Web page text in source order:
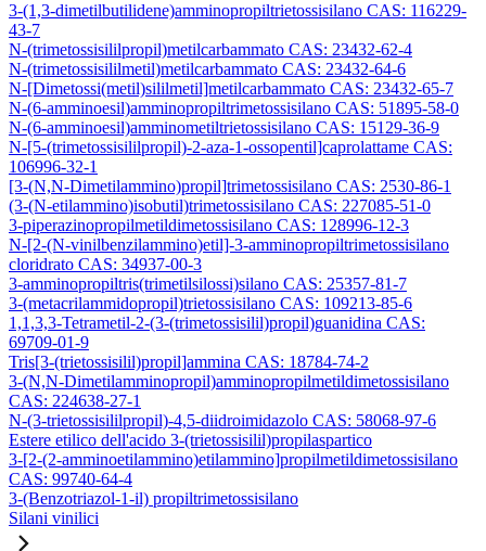
3-(1,3-dimetilbutilidene)amminopropiltrietossisilano CAS: 116229-
43-7
N-(trimetossisililpropil)metilcarbammato CAS: 23432-62-4
N-(trimetossisililmetil)metilcarbammato CAS: 23432-64-6
N-[Dimetossi(metil)sililmetil]metilcarbammato CAS: 23432-65-7
N-(6-amminoesil)amminopropiltrimetossisilano CAS: 51895-58-0
N-(6-amminoesil)amminometiltrietossisilano CAS: 15129-36-9
N-[5-(trimetossisililpropil)-2-aza-1-ossopentil]caprolattame CAS:
106996-32-1
[3-(N,N-Dimetilammino)propil]trimetossisilano CAS: 2530-86-1
(3-(N-etilammino)isobutil)trimetossisilano CAS: 227085-51-0
3-piperazinopropilmetildimetossisilano CAS: 128996-12-3
N-[2-(N-vinilbenzilammino)etil]-3-amminopropiltrimetossisilano
cloridrato CAS: 34937-00-3
3-amminopropiltris(trimetilsilossi)silano CAS: 25357-81-7
3-(metacrilammidopropil)trietossisilano CAS: 109213-85-6
1,1,3,3-Tetrametil-2-(3-(trimetossisilil)propil)guanidina CAS:
69709-01-9
Tris[3-(trietossisilil)propil]ammina CAS: 18784-74-2
3-(N,N-Dimetilamminopropil)amminopropilmetildimetossisilano
CAS: 224638-27-1
N-(3-trietossisililpropil)-4,5-diidroimidazolo CAS: 58068-97-6
Estere etilico dell'acido 3-(trietossisilil)propilaspartico
3-[2-(2-amminoetilammino)etilammino]propilmetildimetossisilano
CAS: 99740-64-4
3-(Benzotriazol-1-il) propiltrimetossisilano
Silani vinilici